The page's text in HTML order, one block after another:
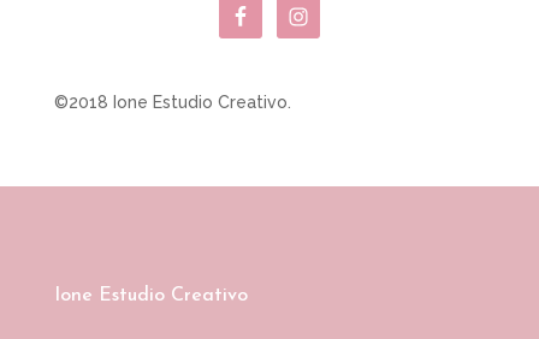
©2018 Ione Estudio Creativo.
Ione Estudio Creativo